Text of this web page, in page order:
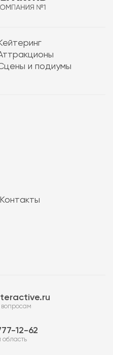
и подиумы
Контакты
12-62
область